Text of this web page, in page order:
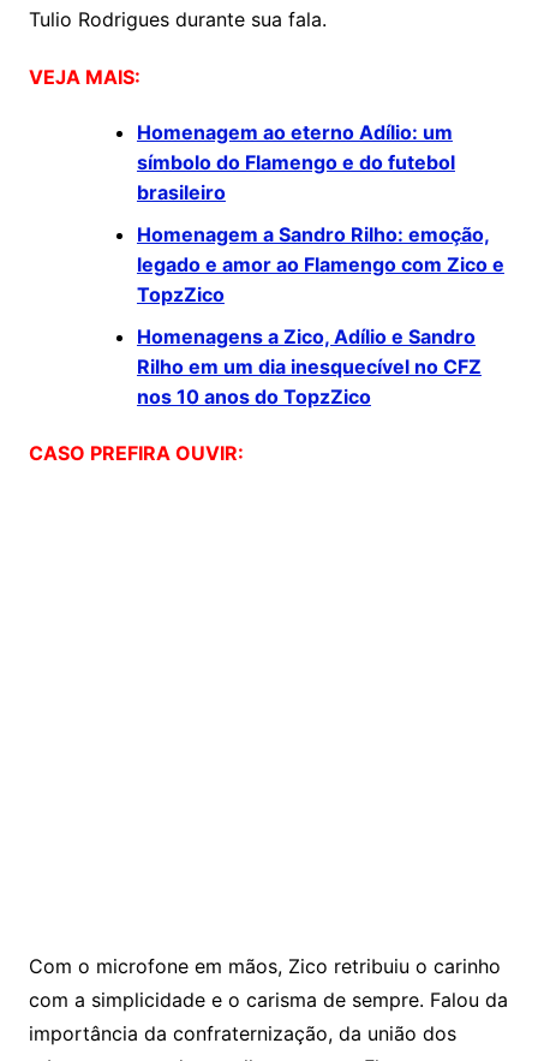
Tulio Rodrigues durante sua fala.
VEJA MAIS:
Homenagem ao eterno Adílio: um
símbolo do Flamengo e do futebol
brasileiro
Homenagem a Sandro Rilho: emoção,
legado e amor ao Flamengo com Zico e
TopzZico
Homenagens a Zico, Adílio e Sandro
Rilho em um dia inesquecível no CFZ
nos 10 anos do TopzZico
CASO PREFIRA OUVIR:
Com o microfone em mãos, Zico retribuiu o carinho
com a simplicidade e o carisma de sempre. Falou da
importância da confraternização, da união dos